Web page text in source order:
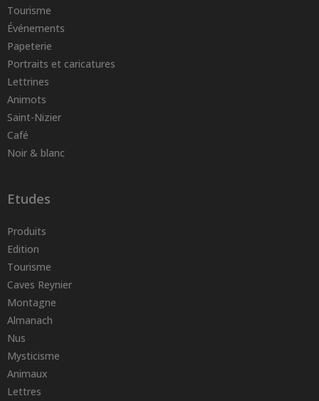
Tourisme
Événements
Papeterie
Portraits et caricatures
Lettrines
Animots
Saint-Nizier
Café
Noir & blanc
Etudes
Produits
Edition
Tourisme
Caves Reynier
Montagne
Almanach
Nus
Mysticisme
Animaux
Lettres